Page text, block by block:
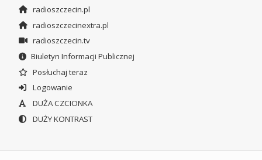
radioszczecin.pl
radioszczecinextra.pl
radioszczecin.tv
Biuletyn Informacji Publicznej
Posłuchaj teraz
Logowanie
DUŻA CZCIONKA
DUŻY KONTRAST